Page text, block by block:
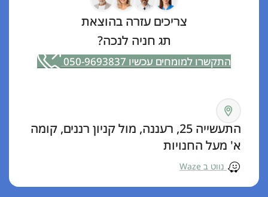
צריכים עזרה בהוצאת
תג חניה לנכה?
התקשרו למומחים עכשיו 050-9693837
התעשייה 25, רעננה, מול קניון רננים, קומה
א' מעל החנויות
נווט ב Waze